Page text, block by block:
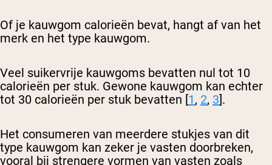
Of je kauwgom calorieën bevat, hangt af van het
merk en het type kauwgom.
Veel suikervrije kauwgoms bevatten nul tot 10
calorieën per stuk. Gewone kauwgom kan echter
tot 30 calorieën per stuk bevatten [1, 2, 3].
Het consumeren van meerdere stukjes van dit
type kauwgom kan zeker je vasten doorbreken,
vooral bij strengere vormen van vasten zoals